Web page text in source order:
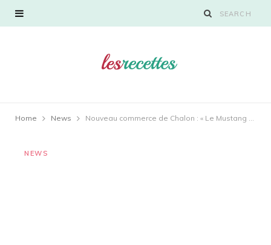
Home News Nouveau commerce de Chalon : « Le Mustang », bar restaurant et glacier
NEWS